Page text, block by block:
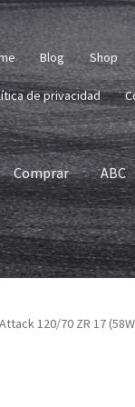
Blog Shop
de privacidad
Comprar ABC
120/70 ZR 17